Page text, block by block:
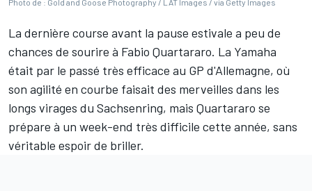
Photo de : Gold and Goose Photography / LAT Images / via Getty Images
La dernière course avant la pause estivale a peu de
chances de sourire à Fabio Quartararo. La Yamaha
était par le passé très efficace au GP d'Allemagne, où
son agilité en courbe faisait des merveilles dans les
longs virages du Sachsenring, mais Quartararo se
prépare à un week-end très difficile cette année, sans
véritable espoir de briller.